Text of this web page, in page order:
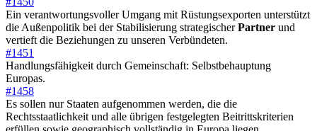
Ein verantwortungsvoller Umgang mit Rüstungsexporten unterstützt
die Außenpolitik bei der Stabilisierung strategischerPartner und
vertieft die Beziehungen zu unseren Verbündeten.
#1451
Handlungsfähigkeit durch Gemeinschaft: Selbstbehauptung
Europas.
#1458
Es sollen nur Staaten aufgenommen werden, die die
Rechtsstaatlichkeit und alle übrigen festgelegten Beitrittskriterien